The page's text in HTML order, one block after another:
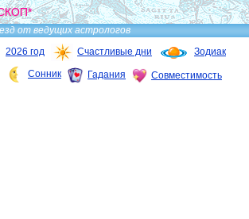
от ведущих астрологов
2026 год Счастливые дни Зодиак
Сонник Гадания Совместимость